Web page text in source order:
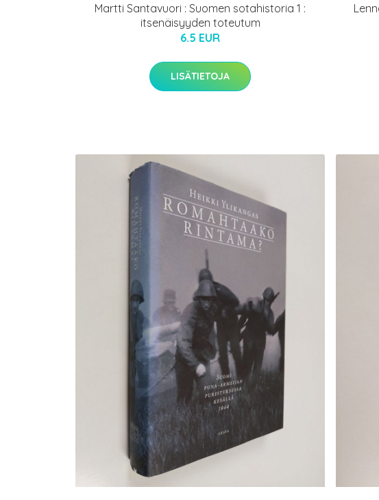
Martti Santavuori : Suomen sotahistoria 1 :
itsenäisyyden toteutum
6.5 EUR
LISÄTIETOJA